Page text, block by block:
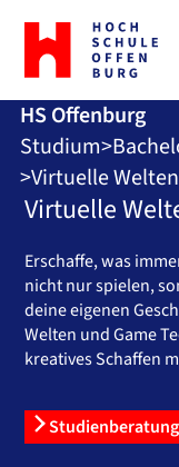
Zur
Startseite
Hochschule
Offenburg
HS Offenburg
Studium
Virtuelle
Virtuelle
Erschaffe, was
nicht nur spielen,
deine eigenen
Welten und Game
kreatives Schaffen
Studienberatung